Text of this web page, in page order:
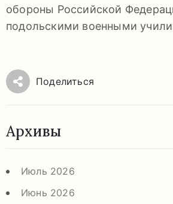
конфиденциальности
обороны Российской
подольскими военными
Поделиться
Архивы
Июль 2026
Июнь 2026